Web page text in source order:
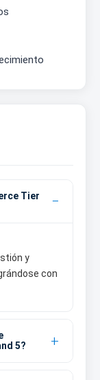
Tier
y
con
5?